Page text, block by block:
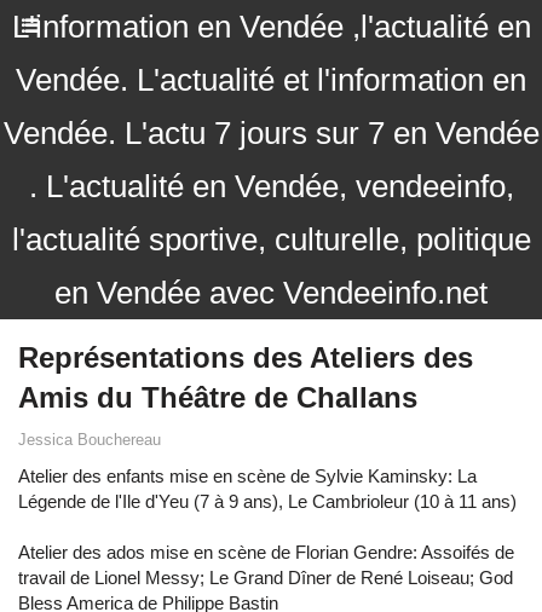
L'information en Vendée ,l'actualité en
Vendée. L'actualité et l'information en
Vendée. L'actu 7 jours sur 7 en Vendée
. L'actualité en Vendée, vendeeinfo,
l'actualité sportive, culturelle, politique
en Vendée avec Vendeeinfo.net
Représentations des Ateliers des
Amis du Théâtre de Challans
Jessica Bouchereau
Atelier des enfants mise en scène de Sylvie Kaminsky: La
Légende de l'Ile d'Yeu (7 à 9 ans), Le Cambrioleur (10 à 11 ans)
Atelier des ados mise en scène de Florian Gendre: Assoifés de
travail de Lionel Messy; Le Grand Dîner de René Loiseau; God
Bless America de Philippe Bastin